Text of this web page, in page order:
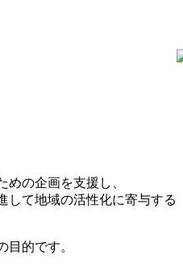
の企画を支援し、
して地域の活性化に寄与する
目的です。